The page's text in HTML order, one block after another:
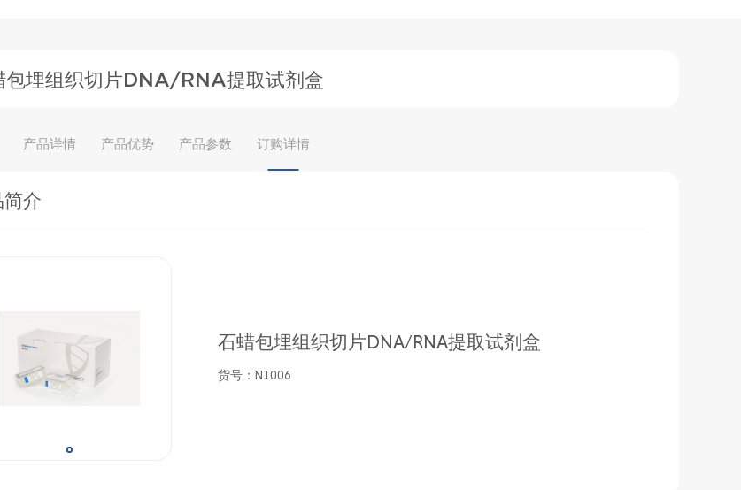
包埋组织切片DNA/RNA提取试剂盒
产品详情 产品优势 产品参数 订购详情
简介
石蜡包埋组织切片DNA/RNA提取试剂盒
货号：N1006